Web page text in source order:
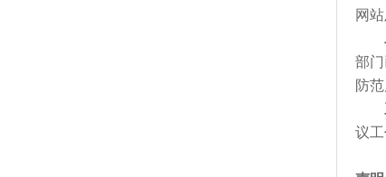
网
部
防
议